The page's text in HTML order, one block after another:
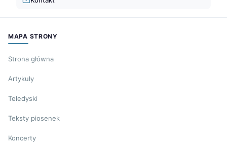
MAPA STRONY
Strona główna
Artykuły
Teledyski
Teksty piosenek
Koncerty